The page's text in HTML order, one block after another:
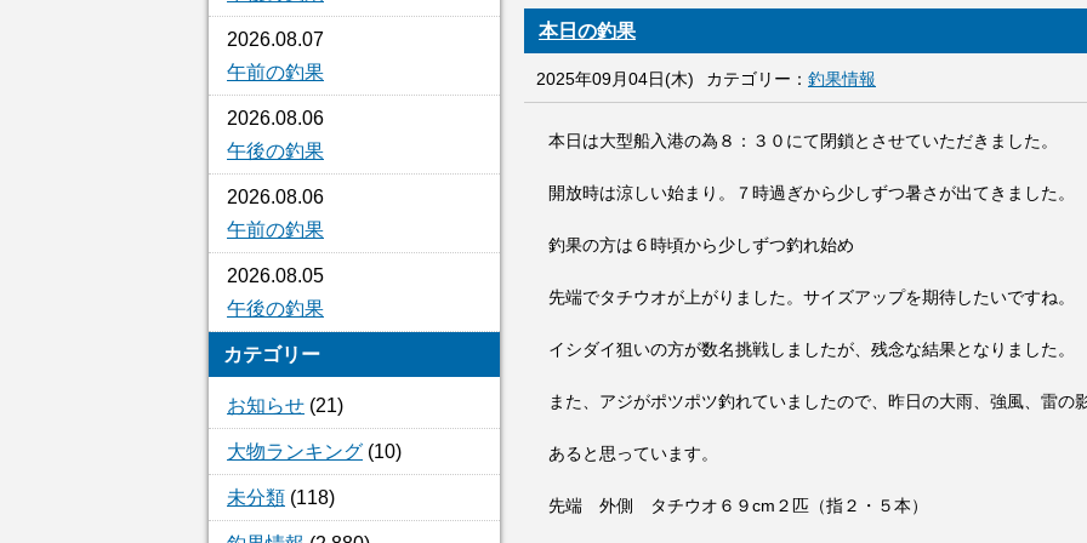
2026.08.07
午前の釣果
2026.08.06
午後の釣果
2026.08.06
午前の釣果
2026.08.05
午後の釣果
カテゴリー
お知らせ (21)
大物ランキング (10)
未分類 (118)
本日の釣果
2025年09月04日(木) カテゴリー： 釣果情報
本日は大型船入港の為８：３０にて閉鎖とさせていただきました。
開放時は涼しい始まり。７時過ぎから少しずつ暑さが出てきました。
釣果の方は６時頃から少しずつ釣れ始め
先端でタチウオが上がりました。サイズアップを期待したいですね。
イシダイ狙いの方が数名挑戦しましたが、残念な結果となりました。
また、アジがポツポツ釣れていましたので、昨日の大雨、強風、雷の
あると思っています。
先端 外側 タチウオ６９cm２匹（指２・５本）